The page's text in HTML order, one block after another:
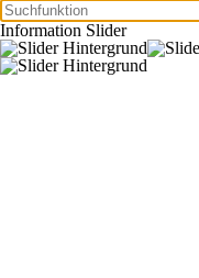
Information Slider